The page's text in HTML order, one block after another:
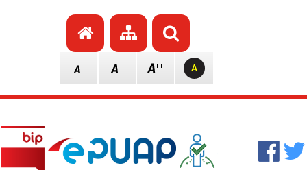
Przejdź do strony głównej
Przejdź do mapy
Szukaj